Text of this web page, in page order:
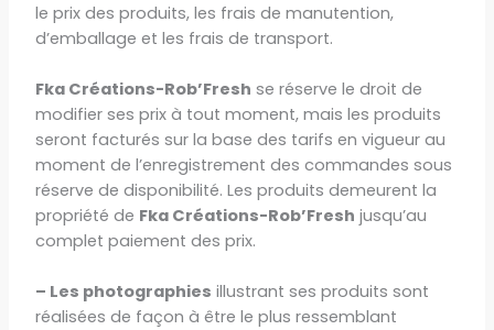
le prix des produits, les frais de manutention,
d’emballage et les frais de transport.
Fka Créations-Rob’Fresh se réserve le droit de
modifier ses prix à tout moment, mais les produits
seront facturés sur la base des tarifs en vigueur au
moment de l’enregistrement des commandes sous
réserve de disponibilité. Les produits demeurent la
propriété de Fka Créations-Rob’Fresh jusqu’au
complet paiement des prix.
– Les photographies illustrant ses produits sont
réalisées de façon à être le plus ressemblant